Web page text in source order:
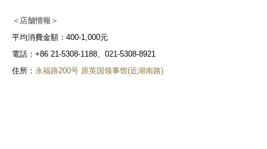
＜店舗情報＞
平均消費金額：400-1,000元
電話：+86 21-5308-1188、021-5308-8921
住所： 永福路200号 原英国领事馆(近湖南路)